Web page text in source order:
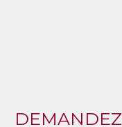
DEMANDEZ